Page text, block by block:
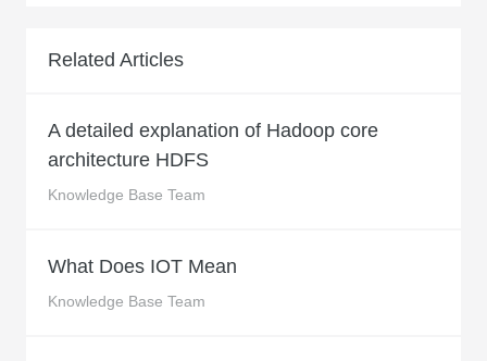
Related Articles
A detailed explanation of Hadoop core
architecture HDFS
Knowledge Base Team
What Does IOT Mean
Knowledge Base Team